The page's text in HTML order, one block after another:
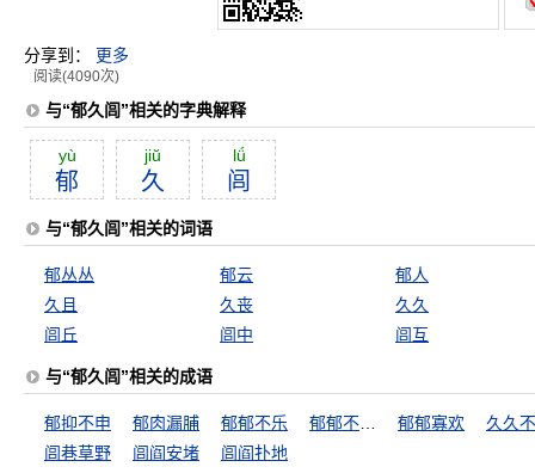
分享到： 更多
阅读(4090次)
与“郁久闾”相关的字典解释
yù
郁
jiŭ
久
lǘ
闾
与“郁久闾”相关的词语
郁丛丛 郁云
郁人
久且
久丧
久久
闾丘
闾中 闾互
与“郁久闾”相关的成语
郁抑不申 郁肉漏脯 郁郁不乐 郁郁寡欢
久久
闾巷草野
闾阎安堵 闾阎扑地